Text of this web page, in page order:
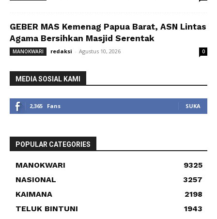
GEBER MAS Kemenag Papua Barat, ASN Lintas
Agama Bersihkan Masjid Serentak
MANOKWARI redaksi - Agustus 10, 2026 0
MEDIA SOSIAL KAMI
2,365 Fans SUKA
POPULAR CATEGORIES
MANOKWARI
9325
NASIONAL
3257
KAIMANA
2198
TELUK BINTUNI
1943